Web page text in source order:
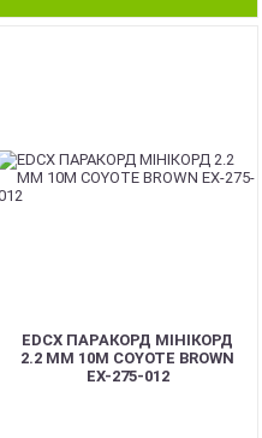
EDCX ПАРАКОРД МІНІКОРД
2.2 ММ 10М COYOTE BROWN
EX-275-012